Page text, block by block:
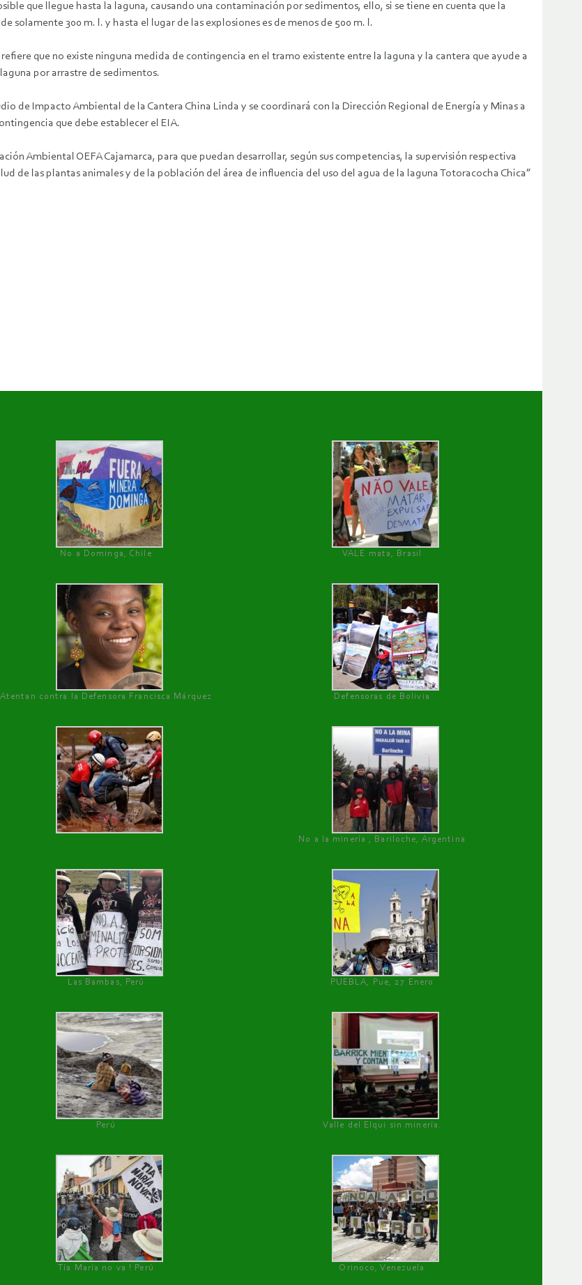
que llegue hasta la laguna, causando una contaminación por sedimentos, ello, si se tiene en cuenta que la
solamente 300 m. l. y hasta el lugar de las explosiones es de menos de 500 m. l.
que no existe ninguna medida de contingencia en el tramo existente entre la laguna y la cantera que ayude a
por arrastre de sedimentos.
de Impacto Ambiental de la Cantera China Linda y se coordinará con la Dirección Regional de Energía y Minas a
que debe establecer el EIA.
Ambiental OEFA Cajamarca, para que puedan desarrollar, según sus competencias, la supervisión respectiva
de las plantas animales y de la población del área de influencia del uso del agua de la laguna Totoracocha Chica”
No a Dominga, Chile
VALE mata, Brasil
Atentan contra la Defensora Francisca Márquez Defensoras de Bolivia
No a la minería , Bariloche, Argentina
Las Bambas, Perú PUEBLA, Pue, 27 Enero
Perú Valle del Elqui sin minería.
Tía María no va ! Perú Orinoco, Venezuela